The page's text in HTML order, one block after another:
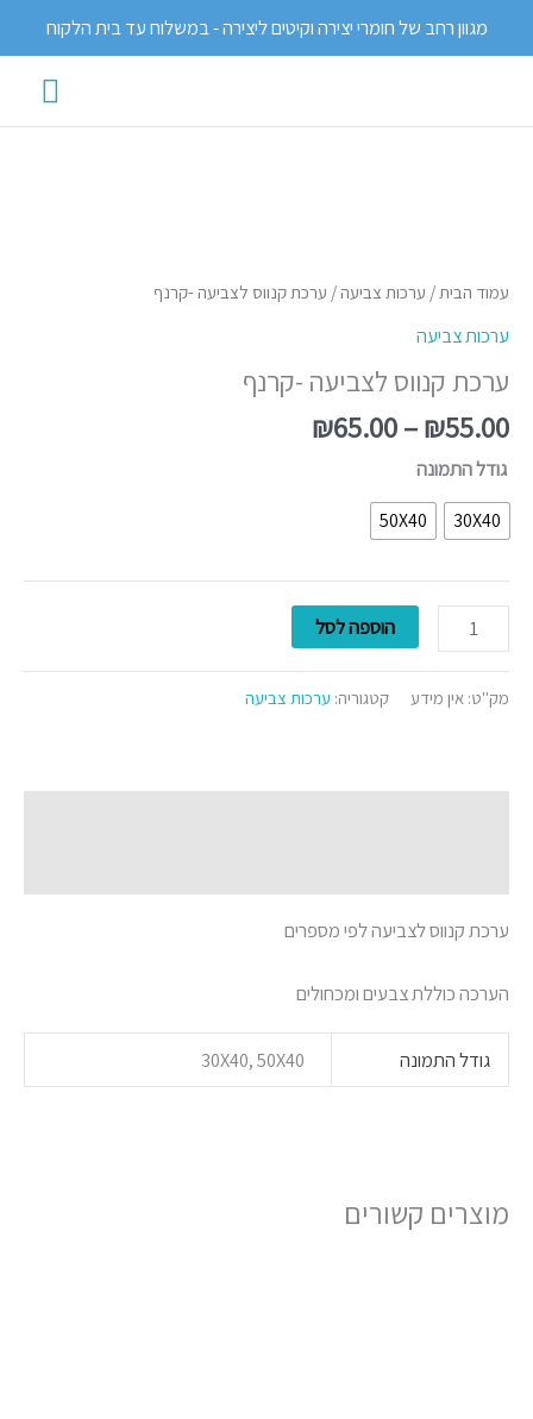
מגוון רחב של חומרי יצירה וקיטים ליצירה - במשלוח עד בית הלקוח
עמוד הבית/ ערכות צביעה / ערכת קנווס לצביעה -קרנף
ערכות צביעה
ערכת קנווס לצביעה -קרנף
₪55.00
–
₪65.00
גודל התמונה
30X40
50X40
ערכת
לצביעה
-
קרנף
הוספה לסל
מק"ט: אין מידע קטגוריה: ערכות צביעה
ערכת קנווס לצביעה לפי מספרים
הערכה כוללת צבעים ומכחולים
גודל התמונה 30X40, 50X40
מוצרים קשורים